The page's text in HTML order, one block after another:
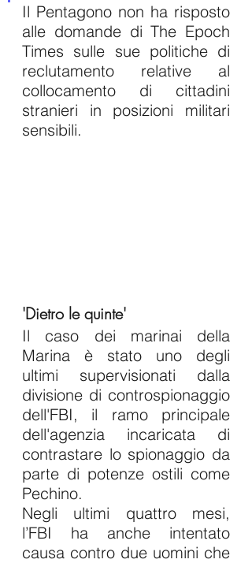
Il Pentagono non ha risposto
alle domande di The Epoch
Times sulle sue politiche di
reclutamento relative al
collocamento di cittadini
stranieri in posizioni militari
sensibili.
'Dietro le quinte'
Il caso dei marinai della
Marina è stato uno degli
ultimi supervisionati dalla
divisione di controspionaggio
dell'FBI, il ramo principale
dell'agenzia incaricata di
contrastare lo spionaggio da
parte di potenze ostili come
Pechino.
Negli ultimi quattro mesi,
l’FBI ha anche intentato
causa contro due uomini che